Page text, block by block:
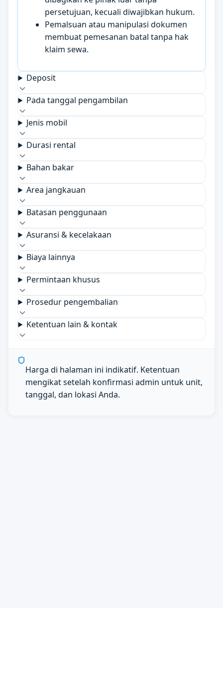
persetujuan, kecuali diwajibkan hukum.
Pemalsuan atau manipulasi dokumen
membuat pemesanan batal tanpa hak
klaim sewa.
Deposit
Pada tanggal pengambilan
Jenis mobil
Durasi rental
Bahan bakar
Area jangkauan
Batasan penggunaan
Asuransi & kecelakaan
Biaya lainnya
Permintaan khusus
Prosedur pengembalian
Ketentuan lain & kontak
Harga di halaman ini indikatif. Ketentuan
mengikat setelah konfirmasi admin untuk unit,
tanggal, dan lokasi Anda.